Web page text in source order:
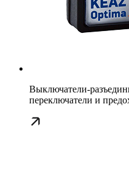
Выключатели-
переключатели и